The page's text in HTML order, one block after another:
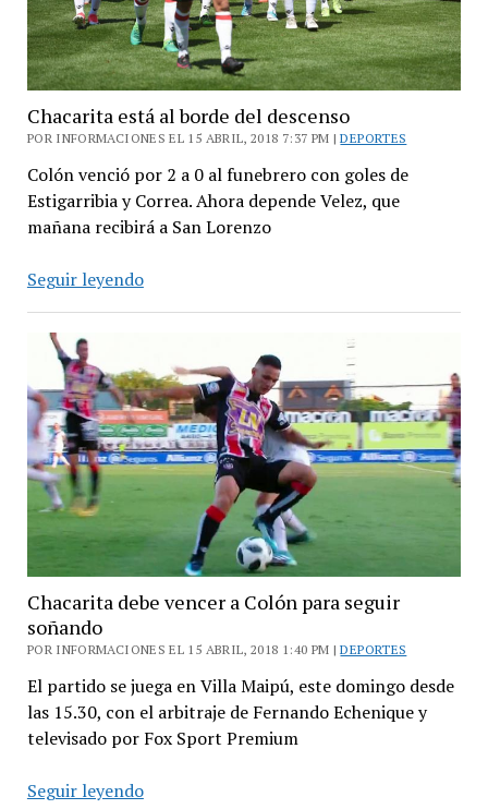
primera
división
Chacarita está al borde del descenso
POR INFORMACIONES EL 15 ABRIL, 2018 7:37 PM |DEPORTES
Colón venció por 2 a 0 al funebrero con goles de
Estigarribia y Correa. Ahora depende Velez, que
mañana recibirá a San Lorenzo
Seguir leyendoChacarita
del
descenso
Chacarita debe vencer a Colón para seguir
soñando
POR INFORMACIONES EL 15 ABRIL, 2018 1:40 PM |DEPORTES
El partido se juega en Villa Maipú, este domingo desde
las 15.30, con el arbitraje de Fernando Echenique y
televisado por Fox Sport Premium
Seguir leyendoChacarita